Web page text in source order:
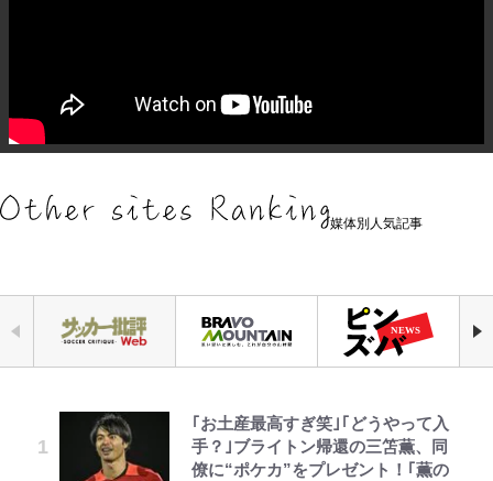
媒体別人気記事
｢お土産最高すぎ笑｣｢どうやって入
手？｣ブライトン帰還の三笘薫、同
僚に“ポケカ”をプレゼント！｢薫の
アユは「怒らせて掛ける」魚だっ
た！ ルアーを追わせて釣りあげる
「アユイング」のオリジナリティ＆
「危ない」「やめて」第1子妊娠中
の田中みな実、ゴリゴリヒール着用
に心配の声…ザックリ衣装にも意見
元衆院議員・山尾志桜里が語る誹謗
中傷動画…「計り知れない」切り抜
き落選運動の影響と今語る「保育園
空の轍と大地の雲と 第1回
浅草は日本の心だゾ
公式-ヒロインが来る前に妊娠しま
した~詰んだはずの悪役令嬢です
が、どうやら違うようです~ 第1話
『ちいかわ』ファンの記憶に残る
「恐怖キャラ」の戦慄シーン 小さ
くてかわいい世界なのに「見た目か